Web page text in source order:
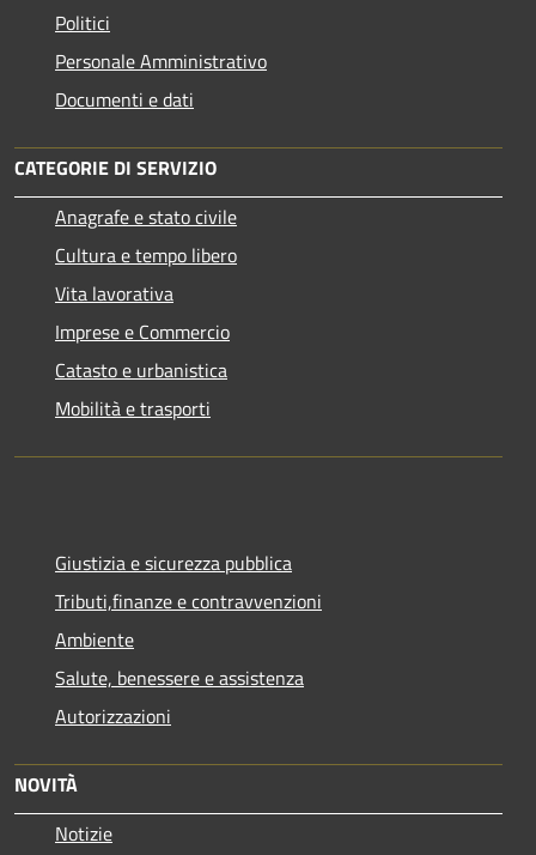
Politici
Personale Amministrativo
Documenti e dati
CATEGORIE DI SERVIZIO
Anagrafe e stato civile
Cultura e tempo libero
Vita lavorativa
Imprese e Commercio
Catasto e urbanistica
Mobilità e trasporti
Giustizia e sicurezza pubblica
Tributi,finanze e contravvenzioni
Ambiente
Salute, benessere e assistenza
Autorizzazioni
NOVITÀ
Notizie